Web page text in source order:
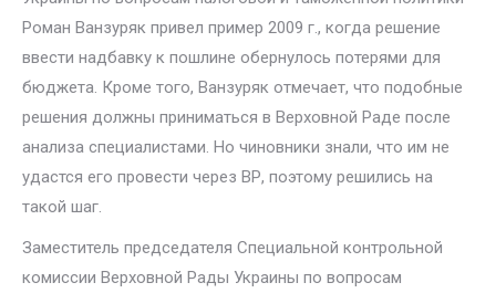
Роман Ванзуряк привел пример 2009 г., когда решение
ввести надбавку к пошлине обернулось потерями для
бюджета. Кроме того, Ванзуряк отмечает, что подобные
решения должны приниматься в Верховной Раде после
анализа специалистами. Но чиновники знали, что им не
удастся его провести через ВР, поэтому решились на
такой шаг.
Заместитель председателя Специальной контрольной
комиссии Верховной Рады Украины по вопросам